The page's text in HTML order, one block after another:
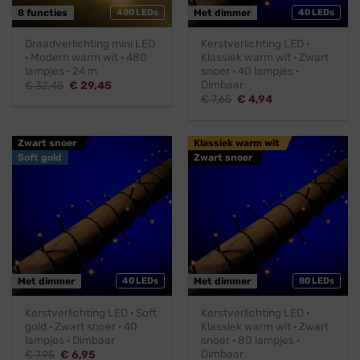
480 LEDs
8 functies
Draadverlichting mini LED
· Modern warm wit · 480
lampjes · 24 m
€32,45 Oorspronkelijke
€ 29,45
40 LEDs
Met dimmer
Kerstverlichting LED ·
Klassiek warm wit · Zwart
snoer · 40 lampjes ·
Dimbaar
€7,65 Oorspronkelijke
€ 4,94Huidige
40 LEDs
Zwart snoer
Soft gold
Met dimmer
Kerstverlichting LED · Soft
gold · Zwart snoer · 40
lampjes · Dimbaar
€7,95 Oorspronkelijke
€ 6,95
80 LEDs
Klassiek warm wit
Zwart snoer
Met dimmer
Kerstverlichting LED ·
Klassiek warm wit · Zwart
snoer · 80 lampjes ·
Dimbaar